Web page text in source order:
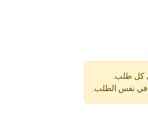
في نفس الطلب.